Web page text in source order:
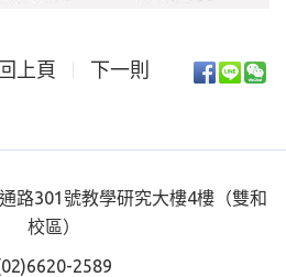
回上頁 下一則
路301號教學研究大樓4樓（雙和
校區）
2589